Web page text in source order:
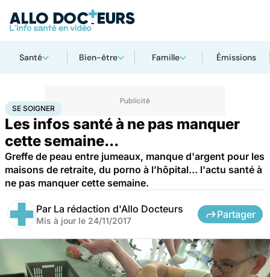
Santé Bien-être Famille Émissions
AccueilSanté Maladies
SE SOIGNER
Les infos santé à ne pas manquer
cette semaine...
Greffe de peau entre jumeaux, manque d'argent pour les
maisons de retraite, du porno à l’hôpital… l'actu santé à
ne pas manquer cette semaine.
Par La rédaction d'Allo Docteurs
Mis à jour le 24/11/2017
Partager